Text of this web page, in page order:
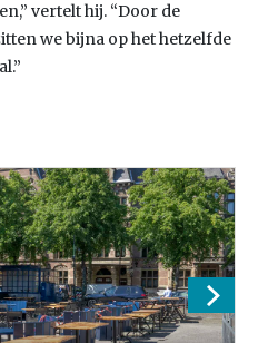
vertelt hij. “Door de
we bijna op het hetzelfde